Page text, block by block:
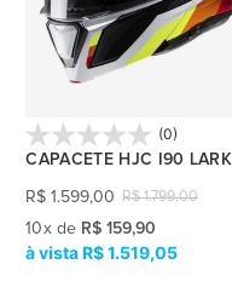
(0)
CAPACETE HJC I90 LARK
R$ 1.799,00
R$ 1.599,00
10x de R$ 159,90
R$ 1.519,05